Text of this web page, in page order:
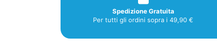
Spedizione Gratuita
Per tutti gli ordini sopra i 49,90 €